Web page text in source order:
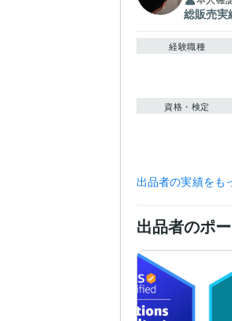
総販売実
経験職種
資格・検定
プログラミング言
語・フレームワーク
得意分野
出品者の実績をも
出品者のポ